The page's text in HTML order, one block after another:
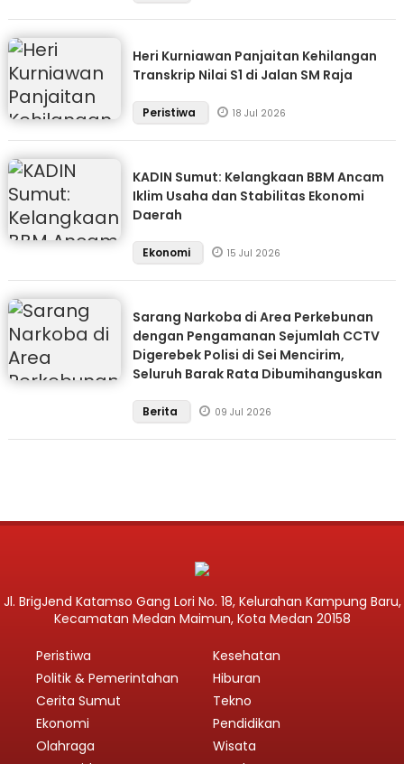
Heri Kurniawan Panjaitan Kehilangan
Transkrip Nilai S1 di Jalan SM Raja
Peristiwa 18 Jul 2026
KADIN Sumut: Kelangkaan BBM Ancam
Iklim Usaha dan Stabilitas Ekonomi
Daerah
Ekonomi 15 Jul 2026
Sarang Narkoba di Area Perkebunan
dengan Pengamanan Sejumlah CCTV
Digerebek Polisi di Sei Mencirim,
Seluruh Barak Rata Dibumihanguskan
Berita 09 Jul 2026
Jl. BrigJend Katamso Gang Lori No. 18, Kelurahan Kampung Baru,
Kecamatan Medan Maimun, Kota Medan 20158
Peristiwa
Politik & Pemerintahan
Cerita Sumut
Ekonomi
Olahraga
Kesehatan
Hiburan
Tekno
Pendidikan
Wisata